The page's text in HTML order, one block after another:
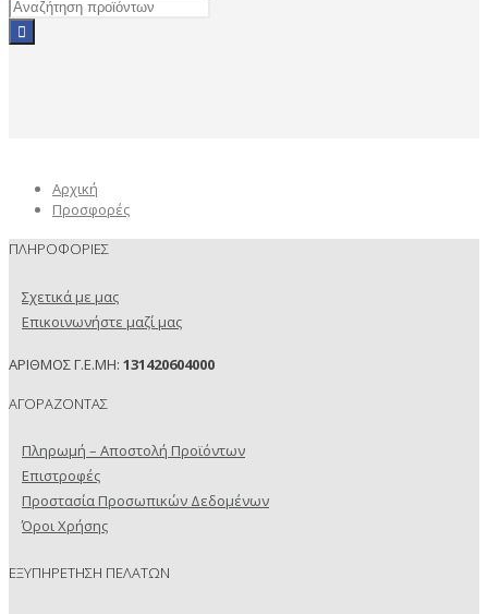
Αρχική
Προσφορές
ΠΛΗΡΟΦΟΡΙΕΣ
Σχετικά με μας
Επικοινωνήστε μαζί μας
ΑΡΙΘΜΟΣ Γ.Ε.ΜΗ: 131420604000
ΑΓΟΡΑΖΟΝΤΑΣ
Πληρωμή – Αποστολή Προϊόντων
Επιστροφές
Προστασία Προσωπικών Δεδομένων
Όροι Χρήσης
ΕΞΥΠΗΡΕΤΗΣΗ ΠΕΛΑΤΩΝ